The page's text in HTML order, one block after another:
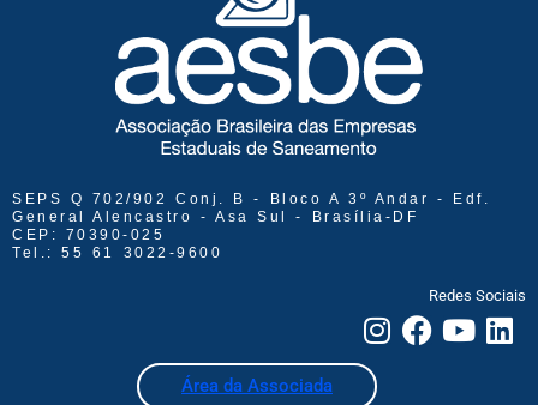
SEPS Q 702/902 Conj. B - Bloco A 3º Andar - Edf.
General Alencastro - Asa Sul - Brasília-DF
CEP: 70390-025
Tel.: 55 61 3022-9600
Redes Sociais
Área da Associada